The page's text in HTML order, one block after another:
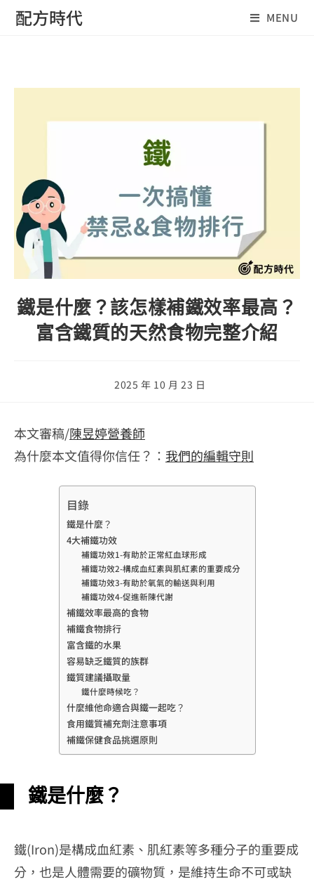
Skip配方時代 MENU
鐵是什麼？該怎樣補鐵效率最高？
富含鐵質的天然食物完整介紹
Post
2025 年 10 月 23 日
本文審稿/陳昱婷營養師
為什麼本文值得你信任？： 我們的編輯守則
目錄
鐵是什麼？
4大補鐵功效
補鐵功效1-有助於正常紅血球形成
補鐵功效2-構成血紅素與肌紅素的重要成分
補鐵功效3-有助於氧氣的輸送與利用
補鐵功效4-促進新陳代謝
補鐵效率最高的食物
補鐵食物排行
富含鐵的水果
容易缺乏鐵質的族群
鐵質建議攝取量
鐵什麼時候吃？
什麼維他命適合與鐵一起吃？
食用鐵質補充劑注意事項
補鐵保健食品挑選原則
鐵是什麼？
鐵(Iron)是構成血紅素、肌紅素等多種分子的重要成
分，也是人體需要的礦物質，是維持生命不可或缺